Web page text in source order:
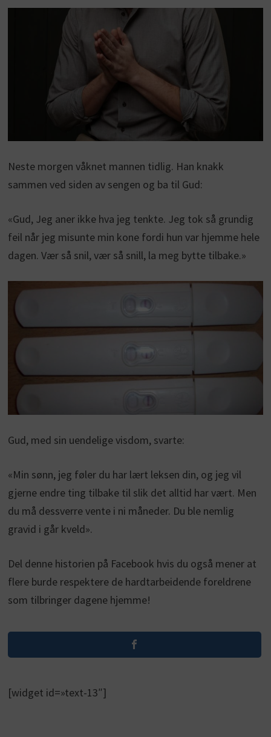
Neste morgen våknet mannen tidlig. Han knakk
sammen ved siden av sengen og ba til Gud:
«Gud, Jeg aner ikke hva jeg tenkte. Jeg tok så grundig
feil når jeg misunte min kone fordi hun var hjemme hele
dagen. Vær så snil, vær så snill, la meg bytte tilbake.»
Gud, med sin uendelige visdom, svarte:
«Min sønn, jeg føler du har lært leksen din, og jeg vil
gjerne endre ting tilbake til slik det alltid har vært. Men
du må dessverre vente i ni måneder. Du ble nemlig
gravid i går kveld».
Del denne historien på Facebook hvis du også mener at
flere burde respektere de hardtarbeidende foreldrene
som tilbringer dagene hjemme!
[widget id=»text-13″]